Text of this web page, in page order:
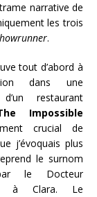
narrative de
les trois
.
tout d’abord à
dans une
restaurant
Impossible
crucial de
j’évoquais plus
le surnom
le Docteur
à Clara. Le